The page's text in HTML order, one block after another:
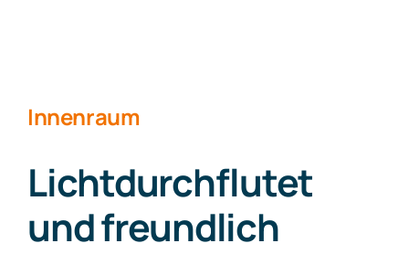
Innenraum
Lichtdurchflutet
und freundlich